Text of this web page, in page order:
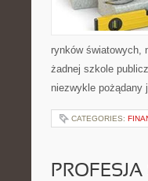
rynków światowych,
żadnej szkole
niezwykle
CATEGORIES: